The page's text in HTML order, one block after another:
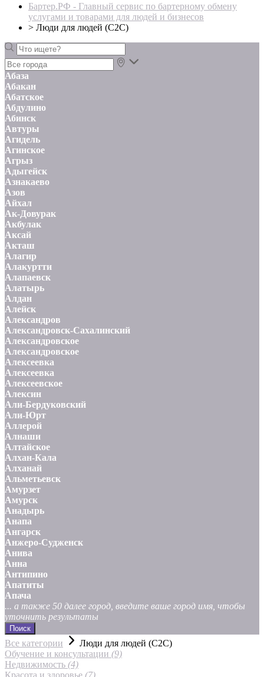
Бартер.РФ - Главный сервис по бартерному обмену
услугами и товарами для людей и бизнесов
> Люди для людей (С2С)
Абаза
Абакан
Абатское
Абдулино
Абинск
Автуры
Агидель
Агинское
Агрыз
Адыгейск
Азнакаево
Азов
Айхал
Ак-Довурак
Акбулак
Аксай
Акташ
Алагир
Алакуртти
Алапаевск
Алатырь
Алдан
Алейск
Александров
Александровск-Сахалинский
Александровское
Александровское
Алексеевка
Алексеевка
Алексеевское
Алексин
Али-Бердуковский
Али-Юрт
Аллерой
Алнаши
Алтайское
Алхан-Кала
Алханай
Альметьевск
Амурзет
Амурск
Анадырь
Анапа
Ангарск
Анжеро-Судженск
Анива
Анна
Антипино
Апатиты
Апача
... а также 50 далее город, введите ваше город имя, чтобы
уточнить результаты
Поиск
Все категории
Люди для людей (С2С)
Обучение и консультации (9)
Недвижимость (4)
Красота и здоровье (7)